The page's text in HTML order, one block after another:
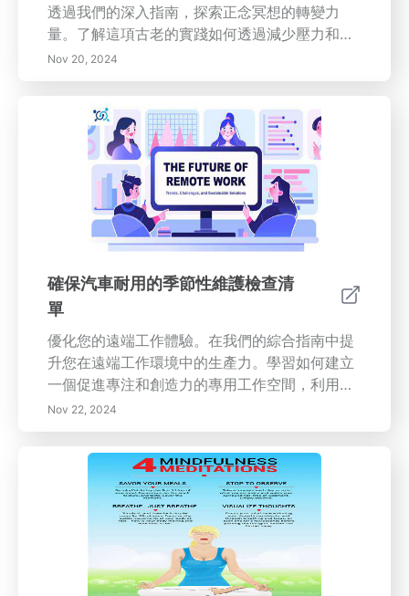
好的護理，掌握這方面的時間管理將確保您在路
上的安全。
透過我們的深入指南，探索正念冥想的轉變力
量。了解這項古老的實踐如何透過減少壓力和焦
慮、改善專注力和情緒調控來增進心理健康。學
習定期冥想的科學益處及其對身體和心理健康的
更豐富、更平衡的生活。
Nov 20, 2024
確保汽車耐用的季節性維護檢查清
單
優化您的遠端工作體驗。在我們的綜合指南中提
升您在遠端工作環境中的生產力。學習如何建立
一個促進專注和創造力的專用工作空間，利用技
術實現無縫的溝通，並保持健康的工作與生活平
衡。發現設置明確目標、優先處理任務和利用基
本生產力工具的有效策略。探索員工福祉在推動
組織成功中的重要角色，以及推動團隊心理和身
體健康的創新策略。深入了解未來趨勢和技術進
步，理解隨之而來的挑戰。為自己裝備應對靈活
工作文化所需的洞察力—確保持在當今動態工作
環境中獲得個人滿足感和職業有效性。
Nov 22, 2024